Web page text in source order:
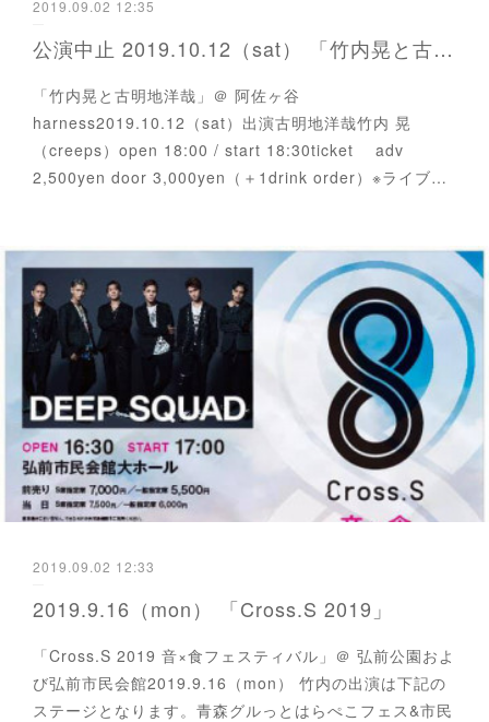
2019.09.02 12:35
公演中止 2019.10.12（sat） 「竹内晃と古明地洋哉」
「竹内晃と古明地洋哉」＠ 阿佐ヶ谷
harness2019.10.12（sat）出演古明地洋哉竹内 晃
（creeps）open 18:00 / start 18:30ticket adv
2,500yen door 3,000yen（＋1drink order）※ライブ…
2019.09.02 12:33
2019.9.16（mon） 「Cross.S 2019」
「Cross.S 2019 音×食フェスティバル」＠ 弘前公園およ
び弘前市民会館2019.9.16（mon） 竹内の出演は下記の
ステージとなります。青森グルっとはらぺこフェス&市民